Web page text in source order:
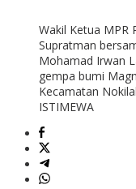
Wakil Ketua MPR
Supratman
Mohamad Irwan
gempa bumi
Kecamatan
ISTIMEWA